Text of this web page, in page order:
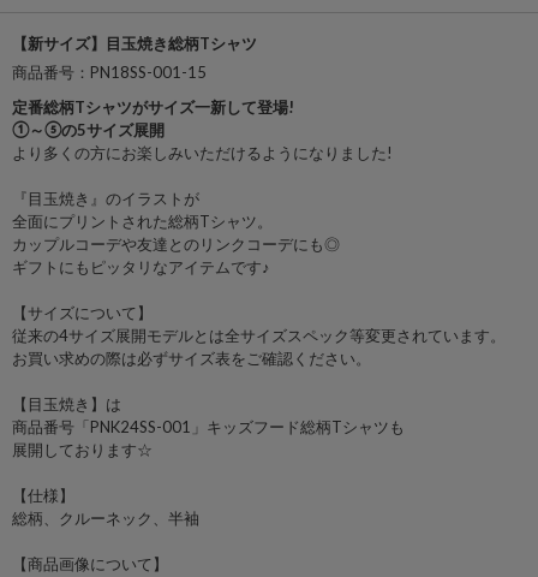
【新サイズ】目玉焼き総柄Tシャツ
商品番号：PN18SS-001-15
定番総柄Tシャツがサイズ一新して登場!
①～⑤の5サイズ展開
より多くの方にお楽しみいただけるようになりました!
『目玉焼き』のイラストが
全面にプリントされた総柄Tシャツ。
カップルコーデや友達とのリンクコーデにも◎
ギフトにもピッタリなアイテムです♪
【サイズについて】
従来の4サイズ展開モデルとは全サイズスペック等変更されています。
お買い求めの際は必ずサイズ表をご確認ください。
【目玉焼き】は
商品番号「PNK24SS-001」キッズフード総柄Tシャツも
展開しております☆
【仕様】
総柄、クルーネック、半袖
【商品画像について】